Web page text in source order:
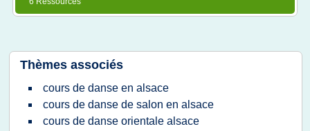
Thèmes associés
cours de danse en alsace
cours de danse de salon en alsace
cours de danse orientale alsace